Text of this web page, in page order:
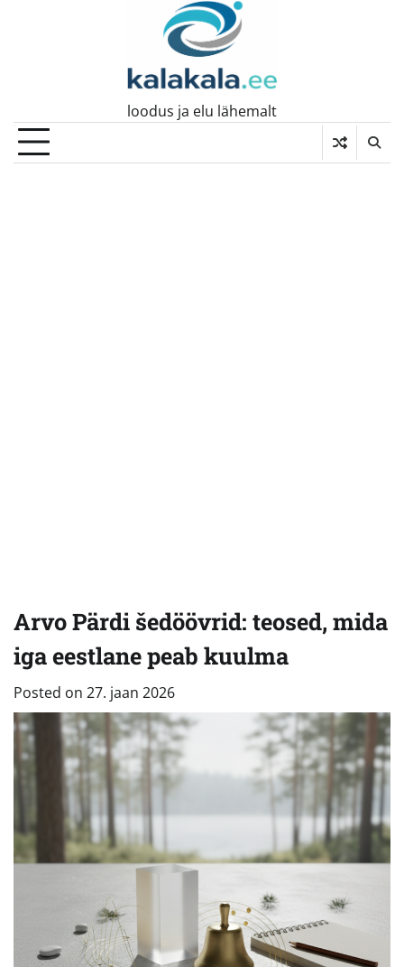
loodus ja elu lähemalt
Arvo Pärdi šedöövrid: teosed, mida
iga eestlane peab kuulma
Posted on 27. jaan 2026